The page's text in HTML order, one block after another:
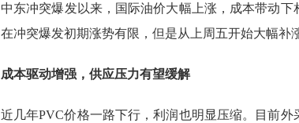
中东冲突爆发以来，国际油价大幅上涨，成本带动下
在冲突爆发初期涨势有限，但是从上周五开始大幅补
成本驱动增强，供应压力有望缓解
近几年PVC价格一路下行，利润也明显压缩。目前外